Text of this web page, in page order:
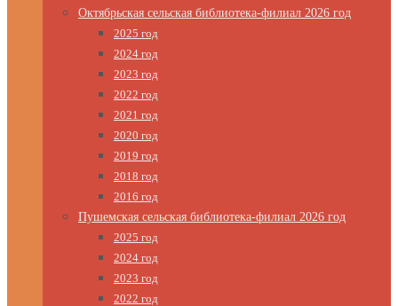
Октябрьская сельская библиотека-филиал 2026 год
2025 год
2024 год
2023 год
2022 год
2021 год
2020 год
2019 год
2018 год
2016 год
Пушемская сельская библиотека-филиал 2026 год
2025 год
2024 год
2023 год
2022 год